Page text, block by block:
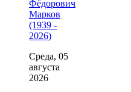
Фёдорович
Марков
(1939 -
2026)
Среда, 05
августа
2026